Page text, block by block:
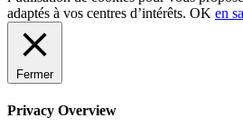
adaptés à vos centres d’intérêts. OK en
Fermer
Privacy Overview